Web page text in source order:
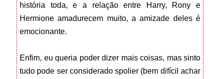
história toda, e a relação entre Harry, Rony e
Hermione amadurecem muito, a amizade deles é
emocionante.
Enfim, eu queria poder dizer mais coisas, mas sinto
tudo pode ser considerado spolier (bem difícil achar